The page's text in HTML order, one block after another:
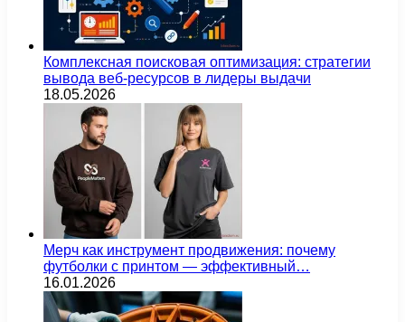
Комплексная поисковая оптимизация: стратегии
вывода веб-ресурсов в лидеры выдачи
18.05.2026
Мерч как инструмент продвижения: почему
футболки с принтом — эффективный…
16.01.2026